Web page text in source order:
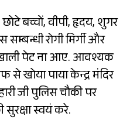
बच्चों, वीपी, हृदय, शुगर
सम्बन्धी रोगी मिर्गी और
खाली पेट ना आए. आवश्यक
से खोया पाया केन्द्र मंदिर
जी पुलिस चौकी पर
स्वयं करे.